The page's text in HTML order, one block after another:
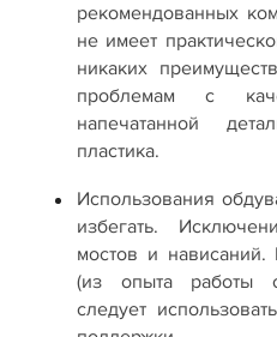
рекомендованных
не имеет
никаких
проблемам с
напечатанной
пластика.
Использования
избегать.
мостов и нависаний.
(из опыта работы
следует